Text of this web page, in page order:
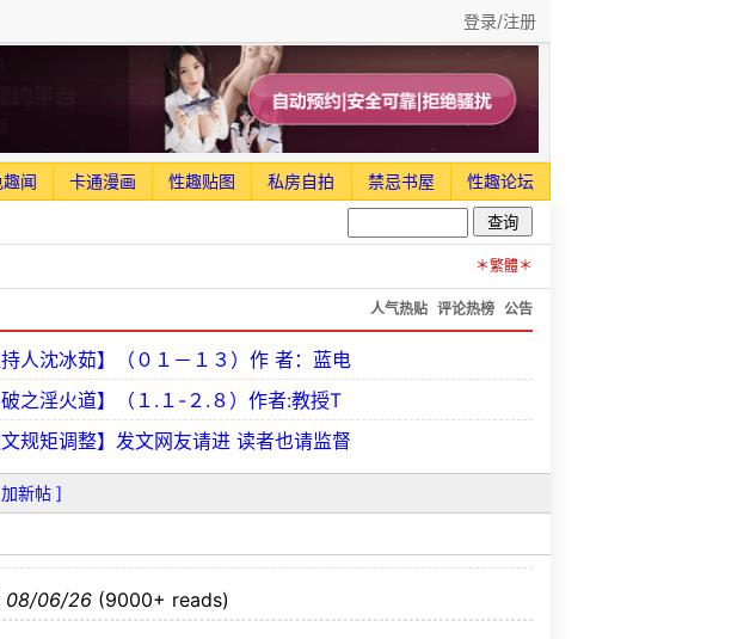
登录/注册
闻 卡通漫画 性趣贴图 私房自拍 禁忌书屋 性趣论坛
＊繁體＊
人气热贴 评论热榜 公告
持人沈冰茹】（０１－１３）作 者：蓝电
破之淫火道】（１.１-２.８）作者:教授T
文规矩调整】发文网友请进 读者也请监督
新帖 ]
08/06/26 (9000+ reads)